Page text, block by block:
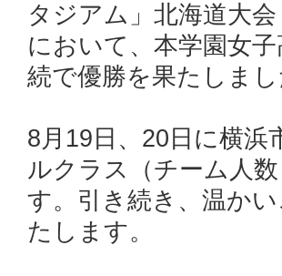
タジアム」北海道大
において、本学園女
続で優勝を果たしまし
8月19日、20日に横浜
ルクラス（チーム人
す。引き続き、温か
たします。